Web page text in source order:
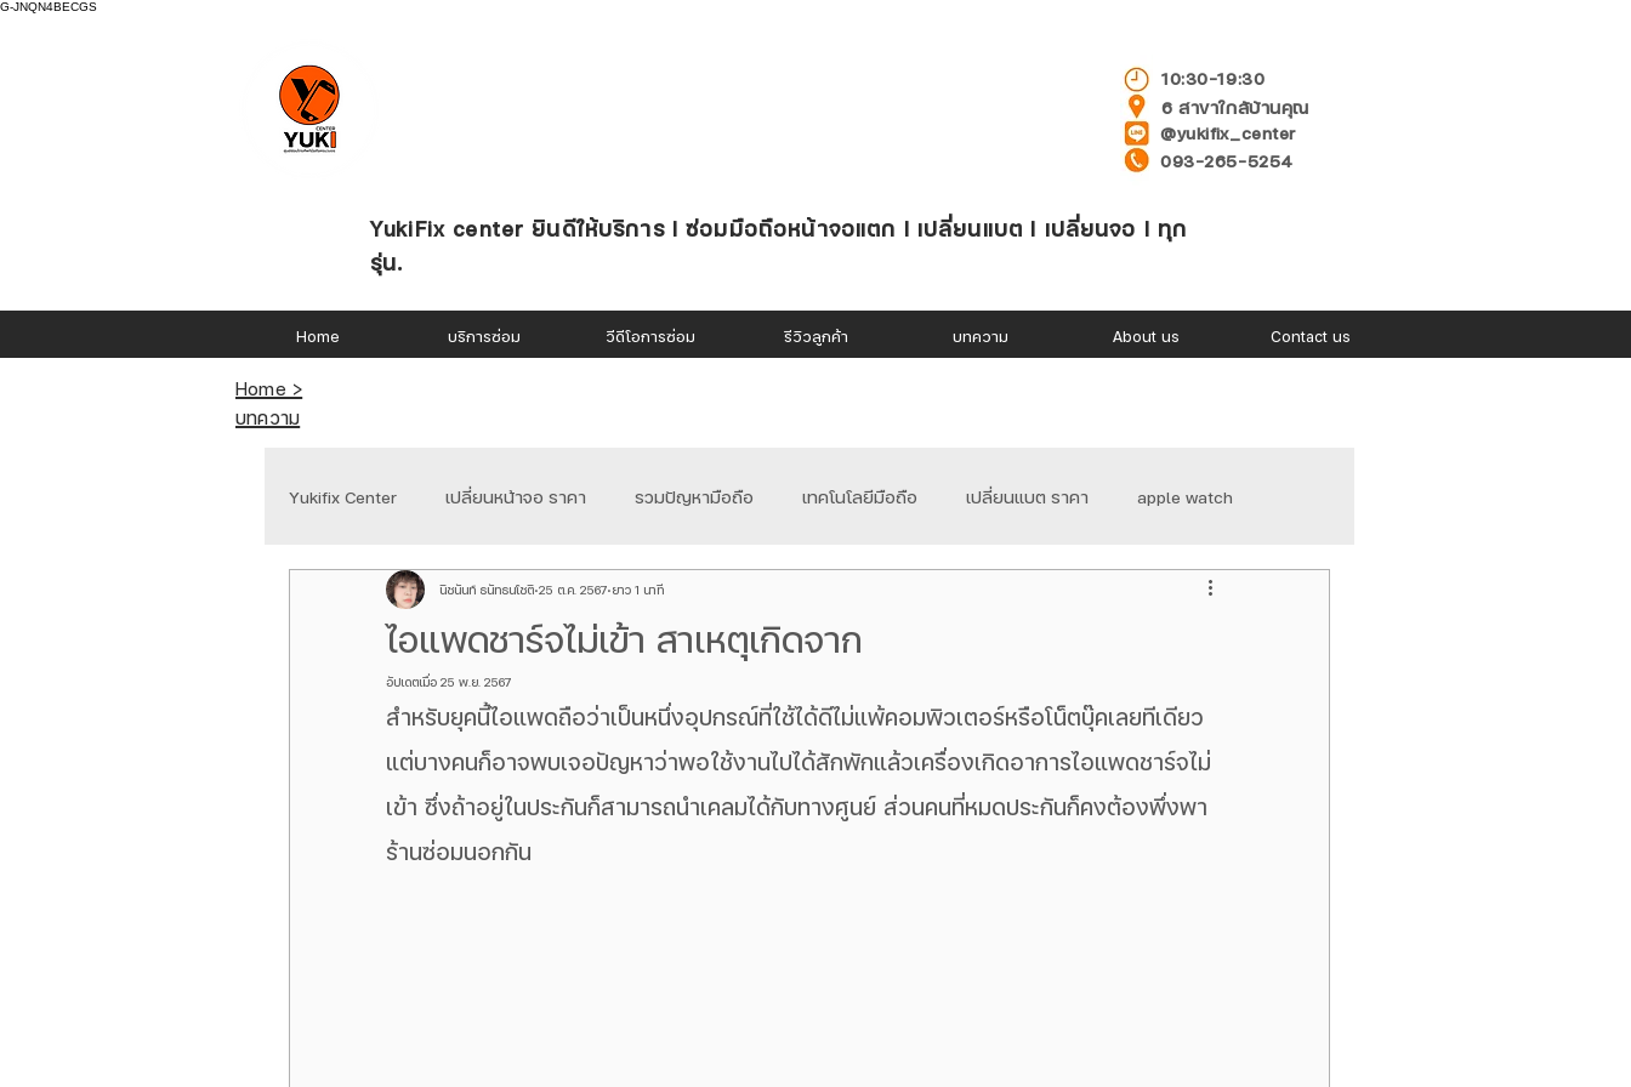
G-JNQN4BECGS
10:30-19:30
6 สาขาใกล้บ้านคุณ
@yukifix_center
093-265-5254
YukiFix center ยินดีให้บริการ l ซ่อมมือถือหน้าจอแตก l เปลี่ยนแบต l เปลี่ยนจอ l ทุก
รุ่น.
Home >
บทความ
Yukifix Center เปลี่ยนหน้าจอ ราคา รวมปัญหามือถือ เทคโนโลยีมือถือ เปลี่ยนแบต ราคา apple watch
Galaxy Z Flip ROG Phone Red Magic
เลนส์กล้องหลัง iPhone
Galaxy Z Fold Google Pixel Samsung Galaxy Tab
ไอแพดชาร์จไม่เข้า สาเหตุเกิดจาก
นิชนันท์ ธนัทธนโชติ 25 ต.ค. 2567 ยาว 1 นาที
อัปเดตเมื่อ 25 พ.ย. 2567
สำหรับยุคนี้ไอแพดถือว่าเป็นหนึ่งอุปกรณ์ที่ใช้ได้ดีไม่แพ้คอมพิวเตอร์หรือโน็ตบุ๊คเลยทีเดียว
แต่บางคนก็อาจพบเจอปัญหาว่าพอใช้งานไปได้สักพักแล้วเครื่องเกิดอาการไอแพดชาร์จไม่
เข้า ซึ่งถ้าอยู่ในประกันก็สามารถนำเคลมได้กับทางศูนย์ ส่วนคนที่หมดประกันก็คงต้องพึ่งพา
ร้านซ่อมนอกกัน
Home บริการซ่อม วีดีโอการซ่อม รีวิวลูกค้า บทความ About us Contact us